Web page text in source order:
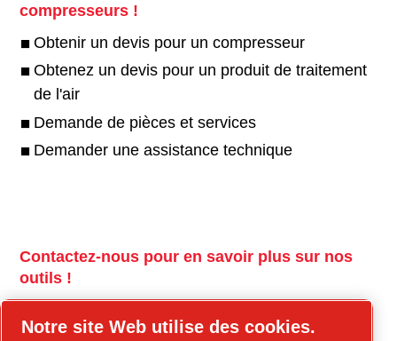
compresseurs !
Obtenir un devis pour un compresseur
Obtenez un devis pour un produit de traitement
de l'air
Demande de pièces et services
Demander une assistance technique
Contactez-nous pour en savoir plus sur nos
outils !
Notre site Web utilise des cookies.